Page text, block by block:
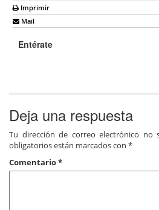
Imprimir
Mail
Entérate
Deja una respuesta
Tu dirección de correo electrónico no
obligatorios están marcados con *
Comentario*